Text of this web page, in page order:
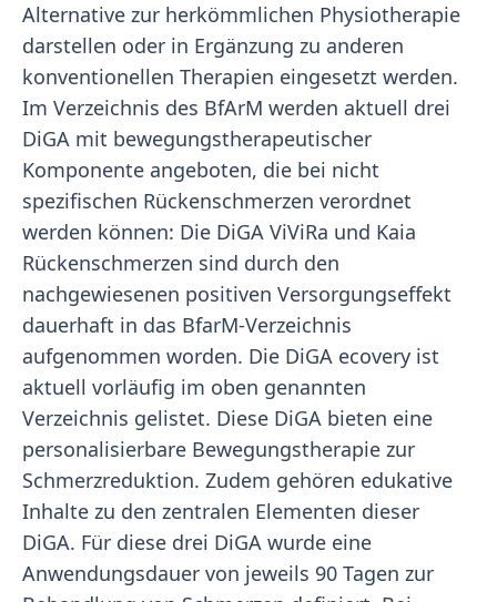
Alternative zur herkömmlichen Physiotherapie
darstellen oder in Ergänzung zu anderen
konventionellen Therapien eingesetzt werden.
Im Verzeichnis des BfArM werden aktuell drei
DiGA mit bewegungstherapeutischer
Komponente angeboten, die bei nicht
spezifischen Rückenschmerzen verordnet
werden können: Die DiGA ViViRa und Kaia
Rückenschmerzen sind durch den
nachgewiesenen positiven Versorgungseffekt
dauerhaft in das BfarM-Verzeichnis
aufgenommen worden. Die DiGA ecovery ist
aktuell vorläufig im oben genannten
Verzeichnis gelistet. Diese DiGA bieten eine
personalisierbare Bewegungstherapie zur
Schmerzreduktion. Zudem gehören edukative
Inhalte zu den zentralen Elementen dieser
DiGA. Für diese drei DiGA wurde eine
Anwendungsdauer von jeweils 90 Tagen zur